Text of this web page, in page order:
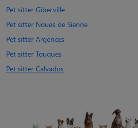
Pet sitter Giberville
Pet sitter Noues de Sienne
Pet sitter Argences
Pet sitter Touques
Pet sitter Calvados